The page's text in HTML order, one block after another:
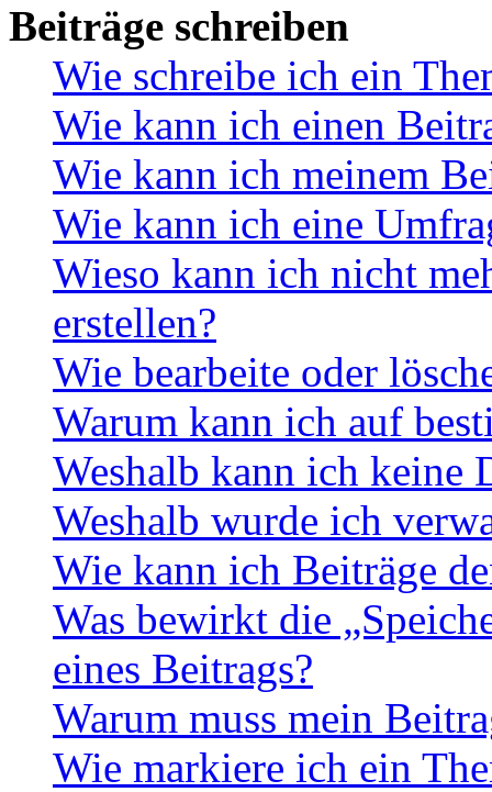
Beiträge schreiben
Wie schreibe ich ein
Wie kann ich einen
Wie kann ich meinem
Wie kann ich eine
Wieso kann ich nicht
erstellen?
Wie bearbeite oder
Warum kann ich auf
Weshalb kann ich keine
Weshalb wurde ich
Wie kann ich Beiträge
Was bewirkt die
eines Beitrags?
Warum muss mein
Wie markiere ich ein